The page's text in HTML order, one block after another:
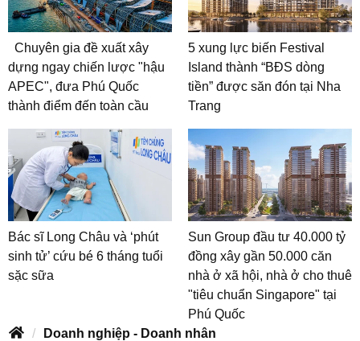
Chuyên gia đề xuất xây
dựng ngay chiến lược "hậu
APEC", đưa Phú Quốc
thành điểm đến toàn cầu
5 xung lực biến Festival
Island thành “BĐS dòng
tiền” được săn đón tại Nha
Trang
Bác sĩ Long Châu và ‘phút
sinh tử’ cứu bé 6 tháng tuổi
sặc sữa
Sun Group đầu tư 40.000 tỷ
đồng xây gần 50.000 căn
nhà ở xã hội, nhà ở cho thuê
"tiêu chuẩn Singapore" tại
Phú Quốc
Doanh nghiệp - Doanh nhân